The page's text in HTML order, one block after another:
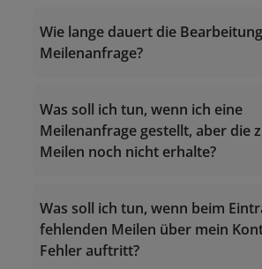
Betriebsstunden rund um
+84 24 38320320
E-Mail:
(Titan- und Silber-
Registrierung)
Partnern
(Million Miler, Platinum-,
Wie lange dauert die
Meilenanfrage?
Was soll ich tun, wenn ich eine
Meilenanfrage gestellt, aber die
Meilen noch nicht erhalte?
Was soll ich tun, wenn beim
fehlenden Meilen über mein
Fehler auftritt?